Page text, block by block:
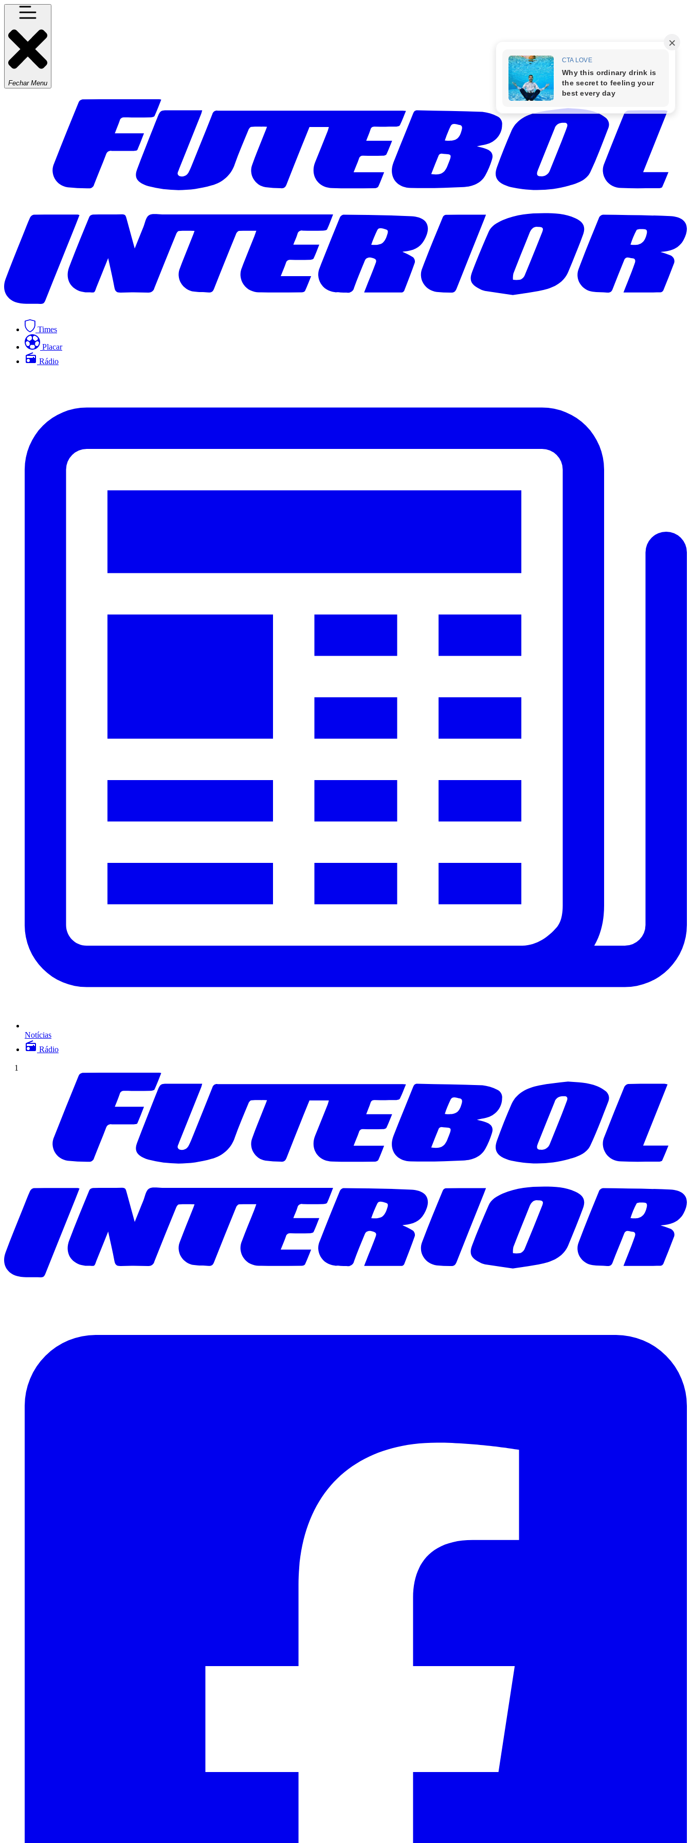
Fechar Menu
Times
Placar
Rádio
Notícias
Rádio
1